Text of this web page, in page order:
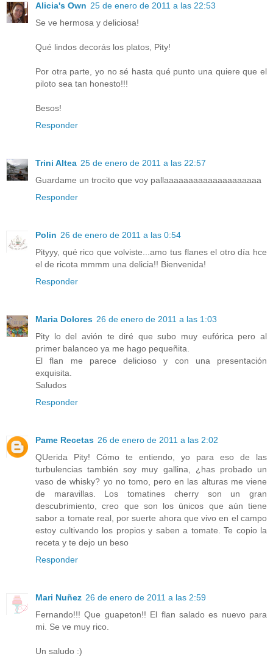
Alicia's Own 25 de enero de 2011 a las 22:53
Se ve hermosa y deliciosa!
Qué lindos decorás los platos, Pity!
Por otra parte, yo no sé hasta qué punto una quiere que el
piloto sea tan honesto!!!
Besos!
Responder
Trini Altea 25 de enero de 2011 a las 22:57
Guardame un trocito que voy pallaaaaaaaaaaaaaaaaaaaa
Responder
Polin 26 de enero de 2011 a las 0:54
Pityyy, qué rico que volviste...amo tus flanes el otro día hce
el de ricota mmmm una delicia!! Bienvenida!
Responder
Maria Dolores 26 de enero de 2011 a las 1:03
Pity lo del avión te diré que subo muy eufórica pero al
primer balanceo ya me hago pequeñita.
El flan me parece delicioso y con una presentación
exquisita.
Saludos
Responder
Pame Recetas 26 de enero de 2011 a las 2:02
QUerida Pity! Cómo te entiendo, yo para eso de las
turbulencias también soy muy gallina, ¿has probado un
vaso de whisky? yo no tomo, pero en las alturas me viene
de maravillas. Los tomatines cherry son un gran
descubrimiento, creo que son los únicos que aún tiene
sabor a tomate real, por suerte ahora que vivo en el campo
estoy cultivando los propios y saben a tomate. Te copio la
receta y te dejo un beso
Responder
Mari Nuñez 26 de enero de 2011 a las 2:59
Fernando!!! Que guapeton!! El flan salado es nuevo para
mi. Se ve muy rico.
Un saludo :)